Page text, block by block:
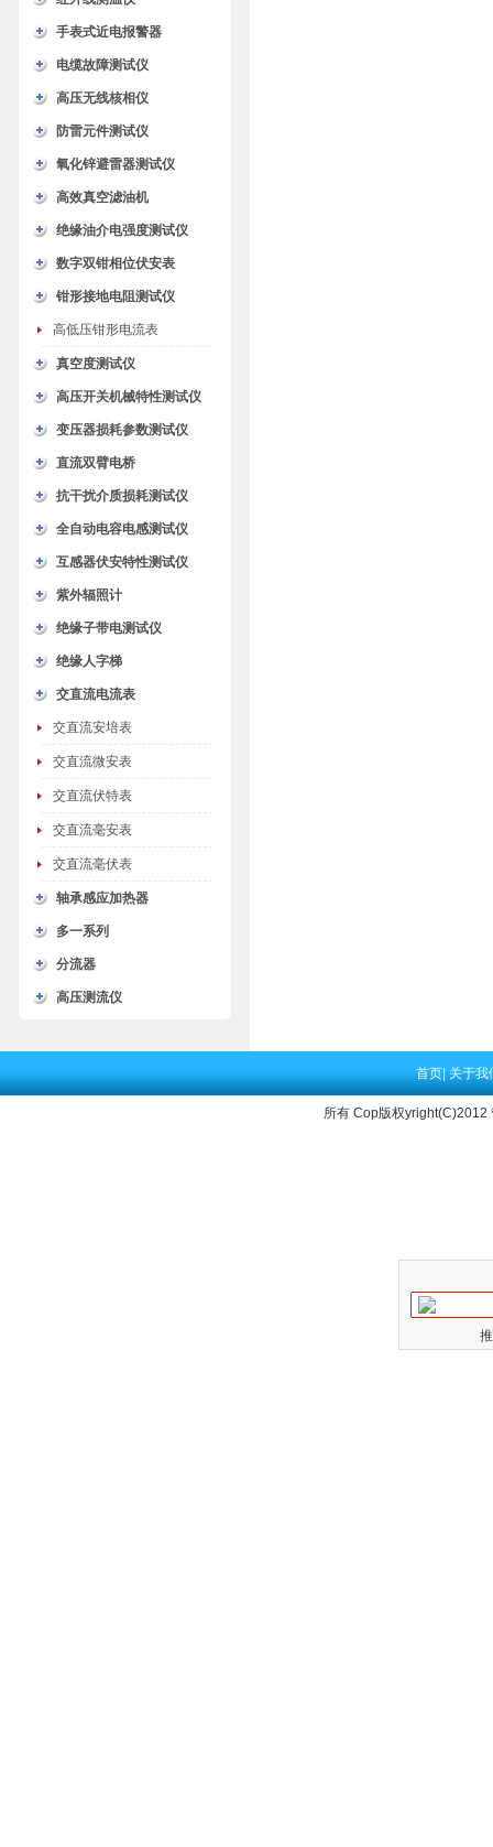
手表式近电报警器
电缆故障测试仪
高压无线核相仪
防雷元件测试仪
氧化锌避雷器测试仪
高效真空滤油机
绝缘油介电强度测试仪
数字双钳相位伏安表
钳形接地电阻测试仪
高低压钳形电流表
真空度测试仪
高压开关机械特性测试仪
变压器损耗参数测试仪
直流双臂电桥
抗干扰介质损耗测试仪
全自动电容电感测试仪
互感器伏安特性测试仪
紫外辐照计
绝缘子带电测试仪
绝缘人字梯
交直流电流表
交直流安培表
交直流微安表
交直流伏特表
交直流毫安表
交直流毫伏表
轴承感应加热器
多一系列
分流器
高压测流仪
首页 关于
所有 Cop版权yright(C)2012